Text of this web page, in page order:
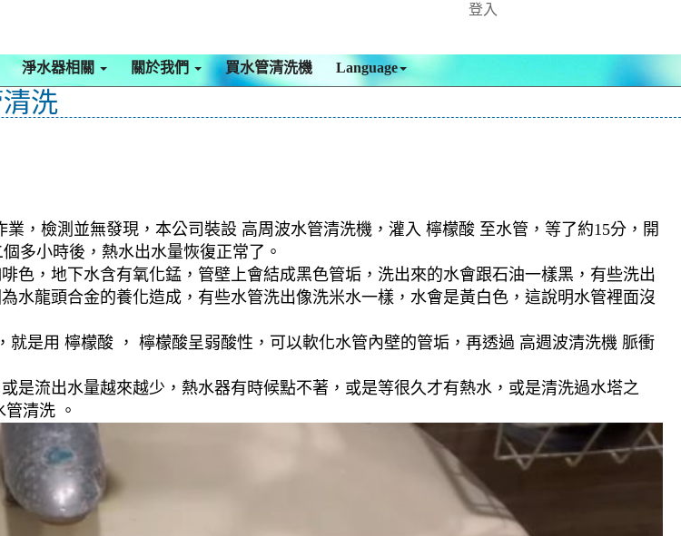
登入
淨水器相關 關於我們 買水管清洗機 Language
洗
，檢測並無發現，本公司裝設 高周波水管清洗機，灌入 檸檬酸 至水管，等了約15分，開
多小時後，熱水出水量恢復正常了。
色，地下水含有氧化錳，管壁上會結成黑色管垢，洗出來的水會跟石油一樣黑，有些洗出
水龍頭合金的養化造成，有些水管洗出像洗米水一樣，水會是黃白色，這說明水管裡面沒
是用 檸檬酸 ， 檸檬酸呈弱酸性，可以軟化水管內壁的管垢，再透過 高週波清洗機 脈衝
是流出水量越來越少，熱水器有時候點不著，或是等很久才有熱水，或是清洗過水塔之
清洗 。